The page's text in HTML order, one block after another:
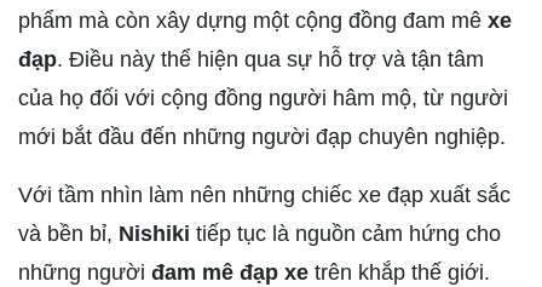
phẩm mà còn xây dựng một cộng đồng đam mê xe
đạp. Điều này thể hiện qua sự hỗ trợ và tận tâm
của họ đối với cộng đồng người hâm mộ, từ người
mới bắt đầu đến những người đạp chuyên nghiệp.
Với tầm nhìn làm nên những chiếc xe đạp xuất sắc
và bền bỉ, Nishiki tiếp tục là nguồn cảm hứng cho
những người đam mê đạp xe trên khắp thế giới.